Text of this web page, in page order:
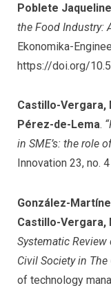
Poblete Jaqueline
the Food Industry:
Ekonomika-
https://doi.org/
Castillo-Vergara,
Pérez-de-Lema.
in SME’s: the role
Innovation 23, no.
González-
Castillo-Vergara,
Systematic
Civil Society in
of technology